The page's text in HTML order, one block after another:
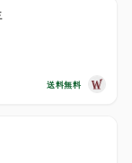
送料無料